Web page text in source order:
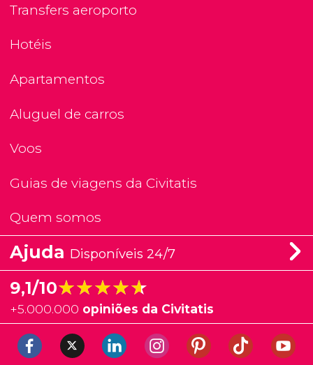
Transfers aeroporto
Hotéis
Apartamentos
Aluguel de carros
Voos
Guias de viagens da Civitatis
Quem somos
Ajuda Disponíveis 24/7
9,1/10★★★★★
★★★★★
+5.000.000 opiniões da Civitatis